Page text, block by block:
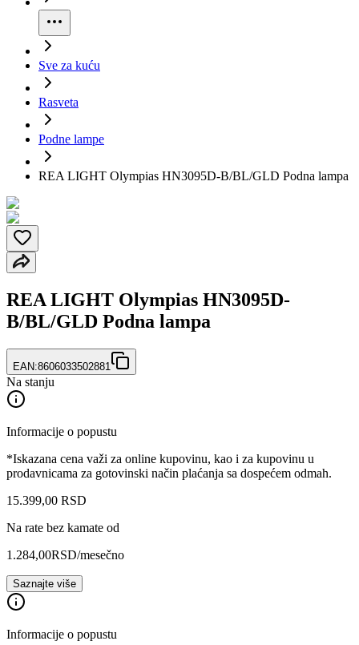
Sve za kuću
Rasveta
Podne lampe
REA LIGHT Olympias HN3095D-B/BL/GLD Podna lampa
REA LIGHT Olympias HN3095D-
B/BL/GLD Podna lampa
EAN:8606033502881
Na stanju
Informacije o popustu
*Iskazana cena važi za online kupovinu, kao i za kupovinu u
prodavnicama za gotovinski način plaćanja sa dospećem odmah.
15.399,00 RSD
Na rate bez kamate od
1.284,00RSD/mesečno
Saznajte više
Informacije o popustu